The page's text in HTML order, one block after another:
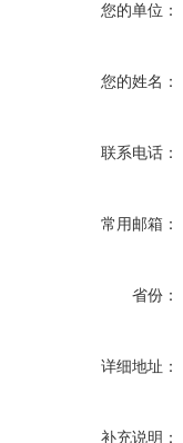
您的单位：
您的姓名：
联系电话：
常用邮箱：
省份：
详细地址：
补充说明：